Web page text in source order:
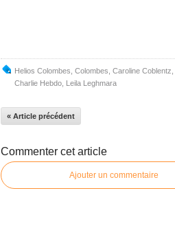
Helios Colombes Colombes Caroline Coblentz
Charlie Hebdo Leila Leghmara
« Article précédent
Commenter cet article
Ajouter un commentaire